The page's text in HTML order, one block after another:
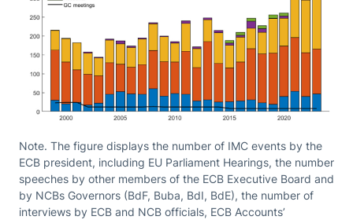
Note. The figure displays the number of IMC events by the
ECB president, including EU Parliament Hearings, the number
speeches by other members of the ECB Executive Board and
by NCBs Governors (BdF, Buba, BdI, BdE), the number of
interviews by ECB and NCB officials, ECB Accounts’